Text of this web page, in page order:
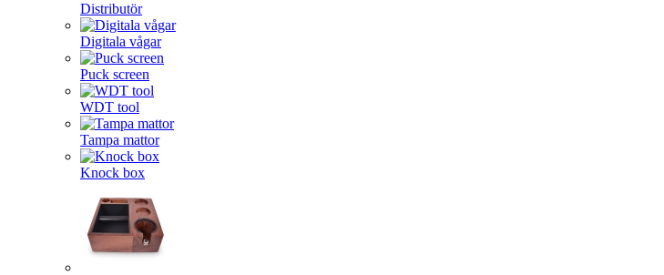
Distributör
Digitala vågar
Puck screen
WDT tool
Tampa mattor
Knock box